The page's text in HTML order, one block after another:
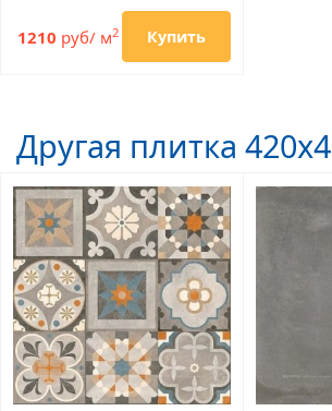
1210 руб/ м2 Купить
Другая плитка